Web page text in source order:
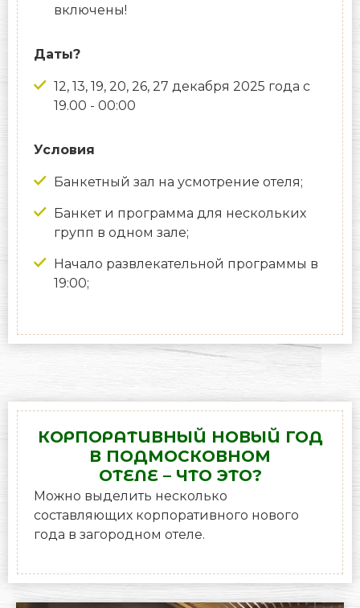
включены!
Даты?
12, 13, 19, 20, 26, 27 декабря 2025 года с
19.00 - 00:00
Условия
Банкетный зал на усмотрение отеля;
Банкет и программа для нескольких
групп в одном зале;
Начало развлекательной программы в
19:00;
КОРПОРАТИВНЫЙ НОВЫЙ ГОД
В ПОДМОСКОВНОМ
ОТЕЛЕ – ЧТО ЭТО?
Можно выделить несколько
составляющих корпоративного нового
года в загородном отеле.